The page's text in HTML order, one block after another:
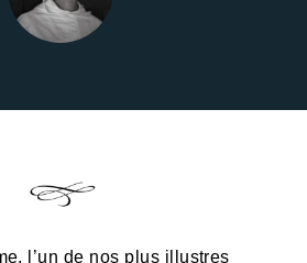
l’un de nos plus illustres